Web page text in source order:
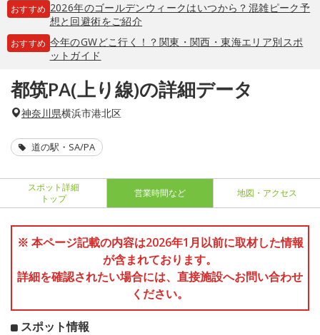
おすすめ 2026年のゴールデンウィークはいつから？混雑ピーク予
想と回避術をご紹介
おすすめ 今年のGWどこ行く！？関東・関西・東海エリア別スポ
ットガイド
都筑PA(上り線)の詳細データ
神奈川県横浜市港北区
道の駅・SA/PA
スポット詳細
トップ
営業時間など 地図・アクセス
※ 本ページ記載の内容は2026年1月以前に取材した情報
が含まれております。
詳細を確認されたい場合には、直接施設へお問い合わせ
ください。
スポット情報